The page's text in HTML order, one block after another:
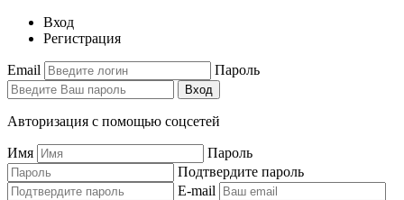
Вход
Регистрация
Email Пароль
Вход
Авторизация с помощью соцсетей
Имя
Пароль
Подтвердите пароль
E-mail